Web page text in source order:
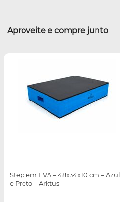
Aproveite e compre junto
Step em EVA – 48x34x10 cm – Azul
e Preto – Arktus